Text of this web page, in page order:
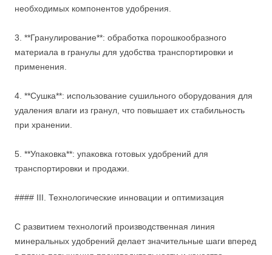
необходимых компонентов удобрения.
3. **Гранулирование**: обработка порошкообразного
материала в гранулы для удобства транспортировки и
применения.
4. **Сушка**: использование сушильного оборудования для
удаления влаги из гранул, что повышает их стабильность
при хранении.
5. **Упаковка**: упаковка готовых удобрений для
транспортировки и продажи.
#### III. Технологические инновации и оптимизация
С развитием технологий производственная линия
минеральных удобрений делает значительные шаги вперед